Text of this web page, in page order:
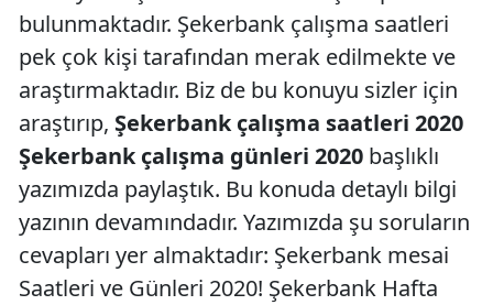
bulunmaktadır. Şekerbank çalışma saatleri
pek çok kişi tarafından merak edilmekte ve
araştırmaktadır. Biz de bu konuyu sizler için
araştırıp, Şekerbank çalışma saatleri 2020
Şekerbank çalışma günleri 2020 başlıklı
yazımızda paylaştık. Bu konuda detaylı bilgi
yazının devamındadır. Yazımızda şu soruların
cevapları yer almaktadır: Şekerbank mesai
Saatleri ve Günleri 2020! Şekerbank Hafta